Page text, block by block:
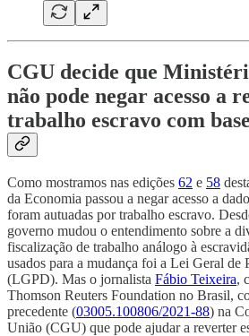
CGU decide que
não pode negar acesso a
trabalho escravo com
Como mostramos nas edições 62 e 58
da Economia passou a negar acesso a
foram autuadas por trabalho escravo.
governo mudou o entendimento sobre a
fiscalização de trabalho análogo à
usados para a mudança foi a Lei Geral de
(LGPD). Mas o jornalista Fábio Teixeira,
Thomson Reuters Foundation no Brasil,
precedente (03005.100806/2021-88) na
União (CGU) que pode ajudar a reverter